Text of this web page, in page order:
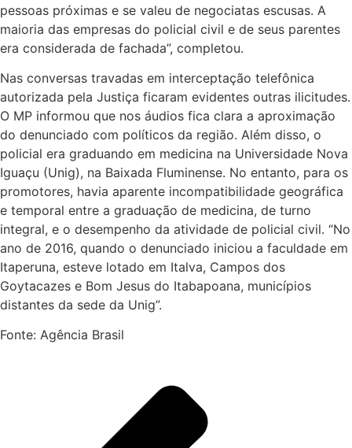
pessoas próximas e se valeu de negociatas escusas. A
maioria das empresas do policial civil e de seus parentes
era considerada de fachada”, completou.
Nas conversas travadas em interceptação telefônica
autorizada pela Justiça ficaram evidentes outras ilicitudes.
O MP informou que nos áudios fica clara a aproximação
do denunciado com políticos da região. Além disso, o
policial era graduando em medicina na Universidade Nova
Iguaçu (Unig), na Baixada Fluminense. No entanto, para os
promotores, havia aparente incompatibilidade geográfica
e temporal entre a graduação de medicina, de turno
integral, e o desempenho da atividade de policial civil. “No
ano de 2016, quando o denunciado iniciou a faculdade em
Itaperuna, esteve lotado em Italva, Campos dos
Goytacazes e Bom Jesus do Itabapoana, municípios
distantes da sede da Unig”.
Fonte: Agência Brasil